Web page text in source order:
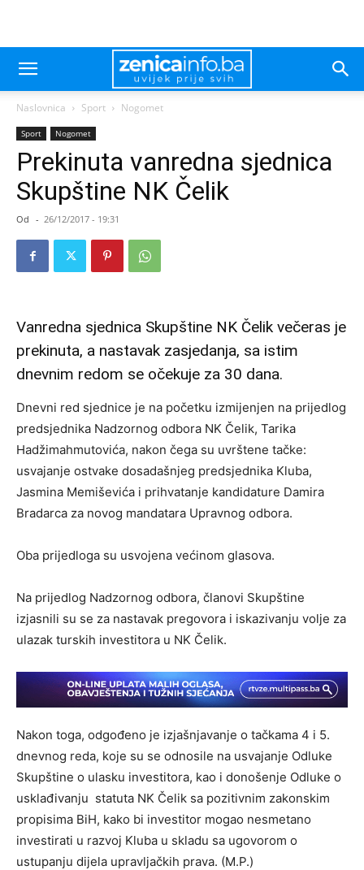
Naslovnica Sport Nogomet
Sport Nogomet
Prekinuta vanredna sjednica
Skupštine NK Čelik
Od - 26/12/2017 - 19:31
Vanredna sjednica Skupštine NK Čelik večeras je
prekinuta, a nastavak zasjedanja, sa istim
dnevnim redom se očekuje za 30 dana.
Dnevni red sjednice je na početku izmijenjen na prijedlog
predsjednika Nadzornog odbora NK Čelik, Tarika
Hadžimahmutovića, nakon čega su uvrštene tačke:
usvajanje ostvake dosadašnjeg predsjednika Kluba,
Jasmina Memiševića i prihvatanje kandidature Damira
Bradarca za novog mandatara Upravnog odbora.
Oba prijedloga su usvojena većinom glasova.
Na prijedlog Nadzornog odbora, članovi Skupštine
izjasnili su se za nastavak pregovora i iskazivanju volje za
ulazak turskih investitora u NK Čelik.
Nakon toga, odgođeno je izjašnjavanje o tačkama 4 i 5.
dnevnog reda, koje su se odnosile na usvajanje Odluke
Skupštine o ulasku investitora, kao i donošenje Odluke o
usklađivanju statuta NK Čelik sa pozitivnim zakonskim
propisima BiH, kako bi investitor mogao nesmetano
investirati u razvoj Kluba u skladu sa ugovorom o
ustupanju dijela upravljačkih prava. (M.P.)